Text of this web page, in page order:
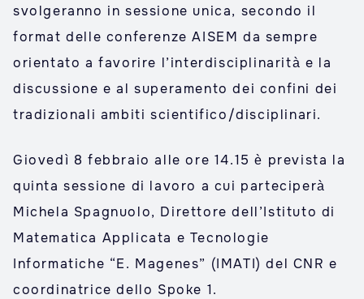
svolgeranno in sessione unica, secondo il
format delle conferenze AISEM da sempre
orientato a favorire l’interdisciplinarità e la
discussione e al superamento dei confini dei
tradizionali ambiti scientifico/disciplinari.
Giovedì 8 febbraio alle ore 14.15 è prevista la
quinta sessione di lavoro a cui parteciperà
Michela Spagnuolo, Direttore dell’Istituto di
Matematica Applicata e Tecnologie
Informatiche “E. Magenes” (IMATI) del CNR e
coordinatrice dello Spoke 1.